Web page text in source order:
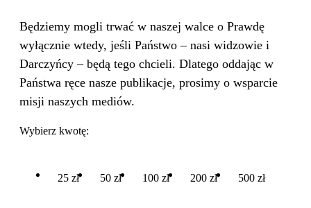
Będziemy mogli trwać w naszej walce o Prawdę
wyłącznie wtedy, jeśli Państwo – nasi widzowie i
Darczyńcy – będą tego chcieli. Dlatego oddając w
Państwa ręce nasze publikacje, prosimy o wsparcie
misji naszych mediów.
Wybierz kwotę:
25 zł 50 zł 100 zł 200 zł 500 zł